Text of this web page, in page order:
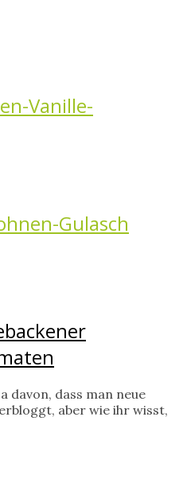
Vanille-
Gulasch
davon, dass man neue
aber wie ihr wisst,